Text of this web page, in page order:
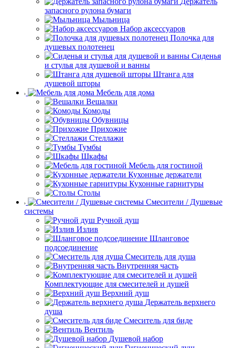
запасного рулона бумаги
Мыльница
Набор аксессуаров
Полочка для
душевых полотенец
Сиденья
и стулья для душевой и ванны
Штанга для
душевой шторы
Мебель для дома
Вешалки
Комоды
Обувницы
Прихожие
Стеллажи
Тумбы
Шкафы
Мебель для гостиной
Кухонные держатели
Кухонные гарнитуры
Столы
Смесители / Душевые
системы
Ручной душ
Излив
Шланговое
подсоединение
Смеситель для душа
Внутренняя часть
Комплектующие для смесителей и душей
Верхний душ
Держатель верхнего
душа
Смеситель для биде
Вентиль
Душевой набор